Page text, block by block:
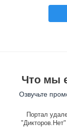
Что мы
Озвучьте
Портал